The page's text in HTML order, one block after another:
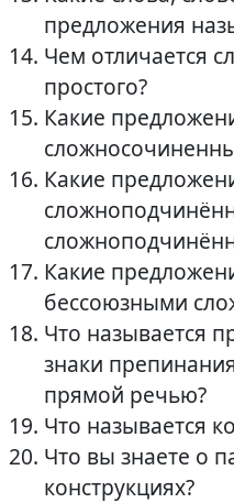
предложения
Чем отличается
простого?
Какие
Какие
Какие
бессоюзными
Что называется
знаки
прямой речью?
Что называется
Что вы знаете о
конструкциях?